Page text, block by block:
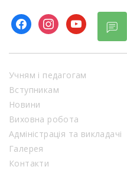
Учням і педагогам
Вступникам
Новини
Виховна робота
Адміністрація та викладачі
Галерея
Контакти